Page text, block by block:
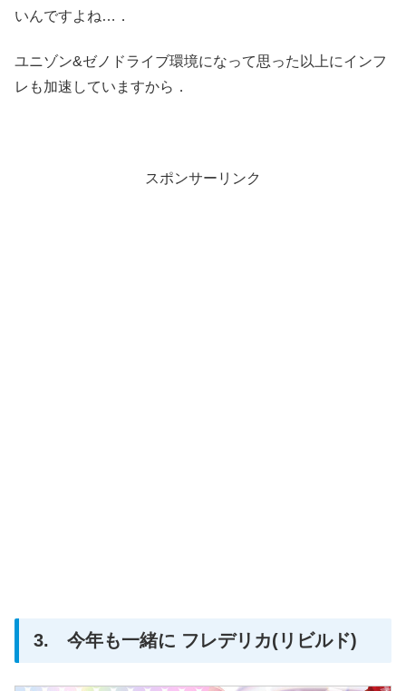
いんですよね…．
ユニゾン&ゼノドライブ環境になって思った以上にインフ
レも加速していますから．
スポンサーリンク
3. 今年も一緒に フレデリカ(リビルド)